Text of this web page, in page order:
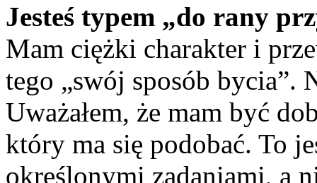
Jesteś typem „do rany
Mam ciężki charakter i
tego „swój sposób bycia”.
Uważałem, że mam być
który ma się podobać. To
określonymi zadaniami, a